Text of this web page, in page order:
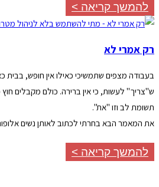
להמשך קריאה >
רק אמרי לא
בעבודה מצפים שתמשיכי כאילו אין חופש, בבית
ש"צריך" לעשות, כי אין ברירה. כולם מקבלים
תשומת לב וזו "את".
את המאמר הבא בחרתי לכתוב לאותן נשים
להמשך קריאה >